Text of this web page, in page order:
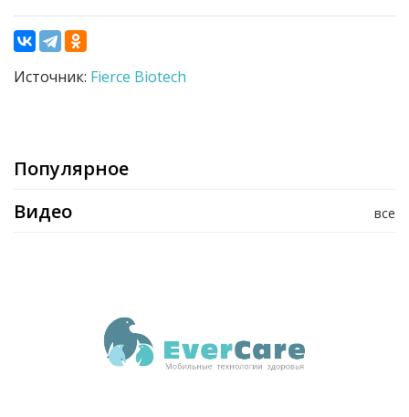
Источник: Fierce Biotech
Популярное
все
Видео